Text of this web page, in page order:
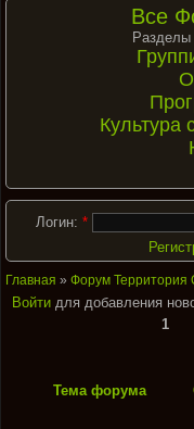
Все
Культура
Логин: *
Главная » Форум Территория
Войти для добавления
1
Тема форума